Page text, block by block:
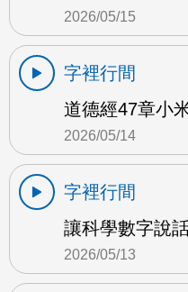
2026/05/15
字裡行間
道德經47章小
2026/05/14
字裡行間
讓科學數字說
2026/05/13